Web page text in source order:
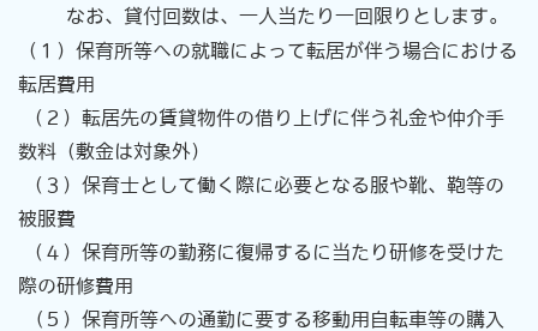
なお、貸付回数は、一人当たり一回限りとします。
（１）保育所等への就職によって転居が伴う場合における
転居費用
（ ２）転居先の賃貸物件の借り上げに伴う礼金や仲介手
数料（敷金は対象外）
（３）保育士として働く際に必要となる服や靴、鞄等の
被服費
（４）保育所等の勤務に復帰するに当たり研修を受けた
際の研修費用
( ５）保育所等への通勤に要する移動用自転車等の購入